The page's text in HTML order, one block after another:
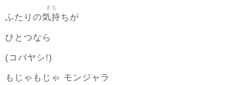
ふたりの気持
きも
ちが
ひとつなら
(コバヤシ!)
もじゃもじゃ モンジャラ